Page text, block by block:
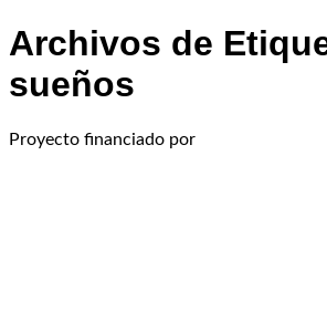
Archivos de
sueños
Proyecto financiado por